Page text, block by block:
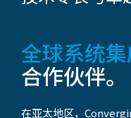
全球系统集
合作伙伴。
在亚太地区，